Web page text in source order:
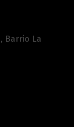
Barrio La